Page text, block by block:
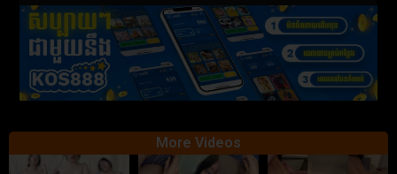
hd2880
hd2160
hd2160
hd1440
highres
hd1080
hd720
large
medium
small
tiny
More Videos